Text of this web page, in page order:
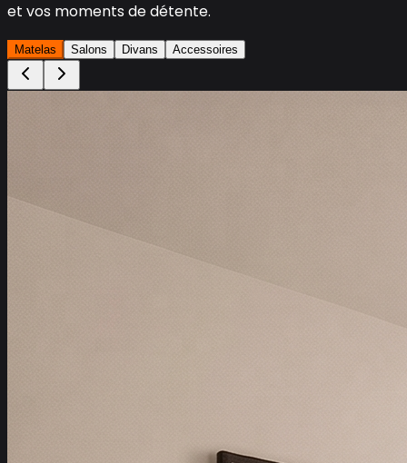
et vos moments de détente.
Matelas Salons Divans Accessoires